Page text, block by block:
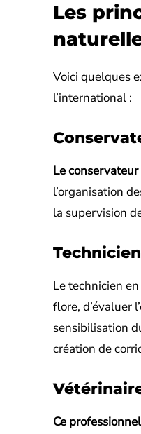
Les
Voici quelques
l’international :
Le
l’organisation
la supervision
Le technicien
flore, d’évaluer
sensibilisation
création de
Ce